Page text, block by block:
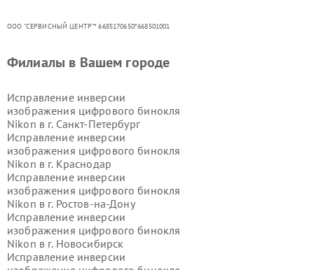
ООО "СЕРВИСНЫЙ ЦЕНТР"* 6685170650*668501001
Филиалы в Вашем городе
Исправление инверсии
изображения цифрового бинокля
Nikon в г. Санкт-Петербург
Исправление инверсии
изображения цифрового бинокля
Nikon в г. Краснодар
Исправление инверсии
изображения цифрового бинокля
Nikon в г. Ростов-на-Дону
Исправление инверсии
изображения цифрового бинокля
Nikon в г. Новосибирск
Исправление инверсии